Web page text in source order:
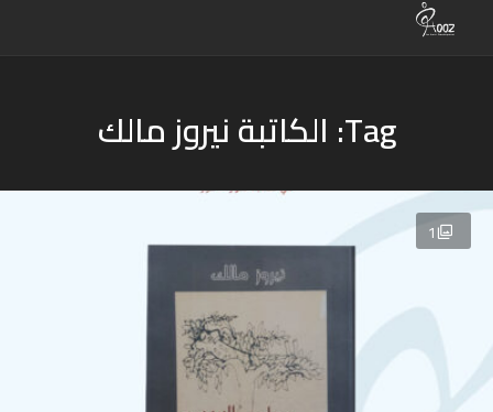
Tag: الكاتبة نيروز مالك
1